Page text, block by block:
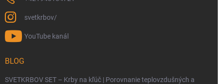
svetkrbov/
YouTube kanál
BLOG
SVETKRBOV SET – Krby na kľúč | Porovnanie teplovzdušných a